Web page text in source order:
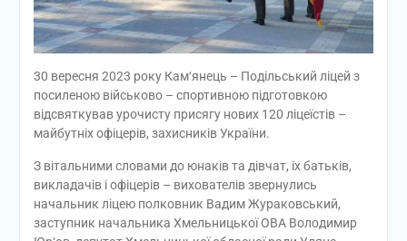
30 вересня 2023 року Кам‘янець – Подільський ліцей з
посиленою військово – спортивною підготовкою
відсвяткував урочисту присягу нових 120 ліцеїстів –
майбутніх офіцерів, захисників України.
З вітальними словами до юнаків та дівчат, іх батьків,
викладачів і офіцерів – вихователів звернулись
начальник ліцею полковник Вадим Жураковський,
заступник начальника Хмельницької ОВА Володимир